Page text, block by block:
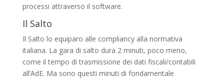
processi attraverso il software.
Il Salto
Il Salto lo equiparo alle compliancy alla normativa
italiana. La gara di salto dura 2 minuti, poco meno,
come il tempo di trasmissione dei dati fiscali/contabili
all’AdE. Ma sono questi minuti di fondamentale